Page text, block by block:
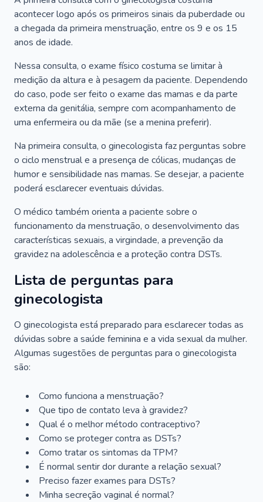
acontecer logo após os primeiros sinais da puberdade ou
a chegada da primeira menstruação, entre os 9 e os 15
anos de idade.
Nessa consulta, o exame físico costuma se limitar à
medição da altura e à pesagem da paciente. Dependendo
do caso, pode ser feito o exame das mamas e da parte
externa da genitália, sempre com acompanhamento de
uma enfermeira ou da mãe (se a menina preferir).
Na primeira consulta, o ginecologista faz perguntas sobre
o ciclo menstrual e a presença de cólicas, mudanças de
humor e sensibilidade nas mamas. Se desejar, a paciente
poderá esclarecer eventuais dúvidas.
O médico também orienta a paciente sobre o
funcionamento da menstruação, o desenvolvimento das
características sexuais, a virgindade, a prevenção da
gravidez na adolescência e a proteção contra DSTs.
Lista de perguntas para
ginecologista
O ginecologista está preparado para esclarecer todas as
dúvidas sobre a saúde feminina e a vida sexual da mulher.
Algumas sugestões de perguntas para o ginecologista
são:
Como funciona a menstruação?
Que tipo de contato leva à gravidez?
Qual é o melhor método contraceptivo?
Como se proteger contra as DSTs?
Como tratar os sintomas da TPM?
É normal sentir dor durante a relação sexual?
Preciso fazer exames para DSTs?
Minha secreção vaginal é normal?